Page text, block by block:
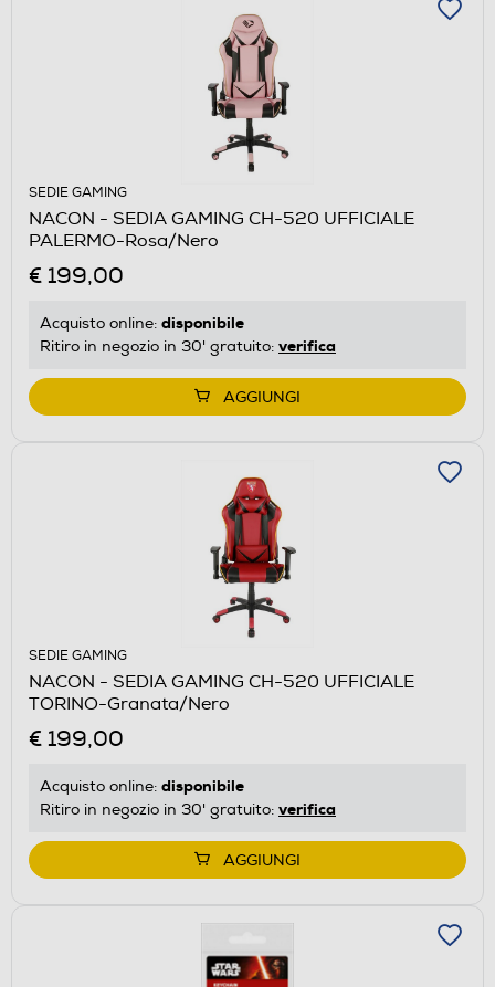
SEDIE GAMING
NACON - SEDIA GAMING CH-520 UFFICIALE
PALERMO-Rosa/Nero
€ 199,00
Acquisto online: disponibile
Ritiro in negozio in 30' gratuito: verifica
AGGIUNGI
SEDIE GAMING
NACON - SEDIA GAMING CH-520 UFFICIALE
TORINO-Granata/Nero
€ 199,00
Acquisto online: disponibile
Ritiro in negozio in 30' gratuito: verifica
AGGIUNGI